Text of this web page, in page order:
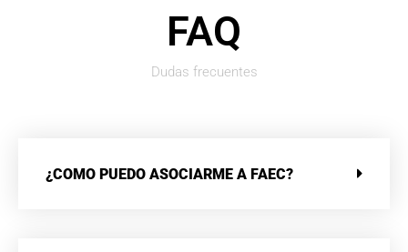
FAQ
Dudas frecuentes
¿COMO PUEDO ASOCIARME A FAEC?